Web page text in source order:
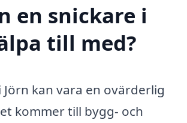
en snickare i
till med?
Jörn kan vara en ovärderlig
kommer till bygg- och